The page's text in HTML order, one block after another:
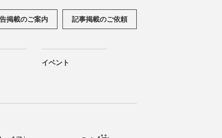
掲載のご案内 記事掲載のご依頼
イベント